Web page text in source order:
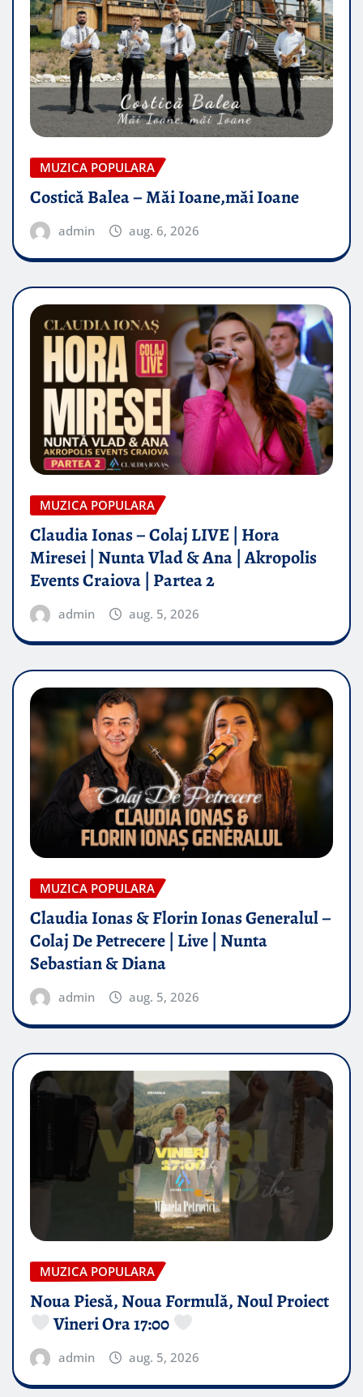
MUZICA POPULARA
Costică Balea – Măi Ioane,măi Ioane
admin aug. 6, 2026
MUZICA POPULARA
Claudia Ionas – Colaj LIVE | Hora
Miresei | Nunta Vlad & Ana | Akropolis
Events Craiova | Partea 2
admin aug. 5, 2026
MUZICA POPULARA
Claudia Ionas & Florin Ionas Generalul –
Colaj De Petrecere | Live | Nunta
Sebastian & Diana
admin aug. 5, 2026
MUZICA POPULARA
Noua Piesă, Noua Formulă, Noul Proiect
Vineri Ora 17:00
admin aug. 5, 2026